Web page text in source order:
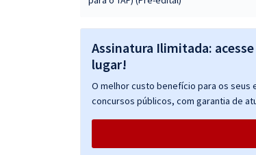
Assinatura Ilimitada:
lugar!
O melhor custo benefício para os seus
concursos públicos, com garantia de